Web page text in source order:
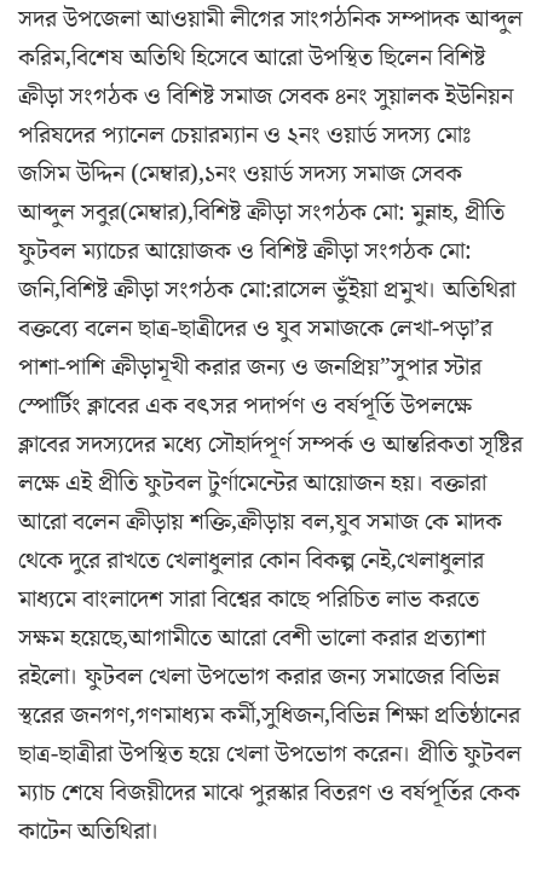
সদর উপজেলা আওয়ামী লীগের সাংগঠনিক সম্পাদক আব্দুল
করিম,বিশেষ অতিথি হিসেবে আরো উপস্থিত ছিলেন বিশিষ্ট
ক্রীড়া সংগঠক ও বিশিষ্ট সমাজ সেবক ৪নং সুয়ালক ইউনিয়ন
পরিষদের প্যানেল চেয়ারম্যান ও ২নং ওয়ার্ড সদস্য মোঃ
জসিম উদ্দিন (মেম্বার),১নং ওয়ার্ড সদস্য সমাজ সেবক
আব্দুল সবুর(মেম্বার),বিশিষ্ট ক্রীড়া সংগঠক মো: মুন্নাহ, প্রীতি
ফুটবল ম্যাচের আয়োজক ও বিশিষ্ট ক্রীড়া সংগঠক মো:
জনি,বিশিষ্ট ক্রীড়া সংগঠক মো:রাসেল ভুঁইয়া প্রমুখ। অতিথিরা
বক্তব্যে বলেন ছাত্র-ছাত্রীদের ও যুব সমাজকে লেখা-পড়া’র
পাশা-পাশি ক্রীড়ামূখী করার জন্য ও জনপ্রিয়”সুপার স্টার
স্পোর্টিং ক্লাবের এক বৎসর পদার্পণ ও বর্ষপূর্তি উপলক্ষে
ক্লাবের সদস্যদের মধ্যে সৌহার্দপূর্ণ সম্পর্ক ও আন্তরিকতা সৃষ্টির
লক্ষে এই প্রীতি ফুটবল টুর্ণামেন্টের আয়োজন হয়। বক্তারা
আরো বলেন ক্রীড়ায় শক্তি,ক্রীড়ায় বল,যুব সমাজ কে মাদক
থেকে দুরে রাখতে খেলাধুলার কোন বিকল্প নেই,খেলাধুলার
মাধ্যমে বাংলাদেশ সারা বিশ্বের কাছে পরিচিত লাভ করতে
সক্ষম হয়েছে,আগামীতে আরো বেশী ভালো করার প্রত্যাশা
রইলো। ফুটবল খেলা উপভোগ করার জন্য সমাজের বিভিন্ন
স্থরের জনগণ,গণমাধ্যম কর্মী,সুধিজন,বিভিন্ন শিক্ষা প্রতিষ্ঠানের
ছাত্র-ছাত্রীরা উপস্থিত হয়ে খেলা উপভোগ করেন। প্রীতি ফুটবল
ম্যাচ শেষে বিজয়ীদের মাঝে পুরস্কার বিতরণ ও বর্ষপূর্তির কেক
কাটেন অতিথিরা।